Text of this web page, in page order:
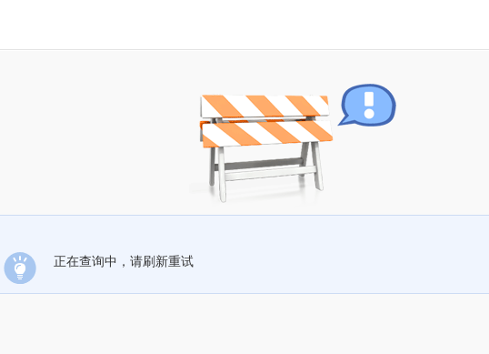
正在查询中，请刷新重试